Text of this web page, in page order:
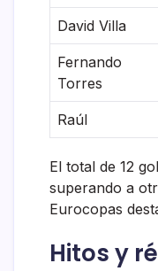
David Villa
Fernando
Torres
Raúl
El total de 12
superando a
Eurocopas
Hitos y